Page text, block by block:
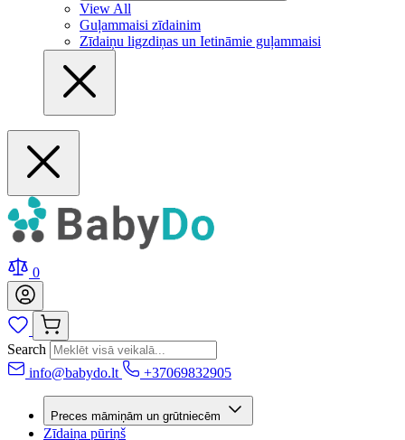
View All
Guļammaisi zīdainim
Zīdaiņu ligzdiņas un Ietināmie guļammaisi
0
Search
info@babydo.lt
+37069832905
Preces māmiņām un grūtniecēm
Zīdaiņa pūriņš